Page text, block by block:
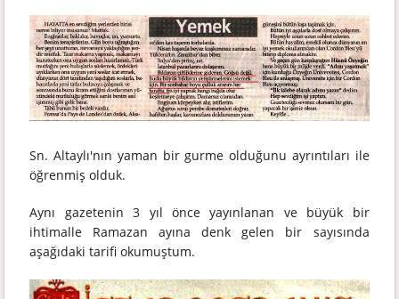
Sn. Altaylı'nın yaman bir gurme olduğunu ayrıntıları ile
öğrenmiş olduk.
Aynı gazetenin 3 yıl önce yayınlanan ve büyük bir
ihtimalle Ramazan ayına denk gelen bir sayısında
aşağıdaki tarifi okumuştum.